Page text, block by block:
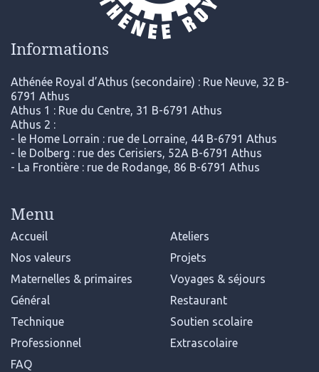
Informations
Athénée Royal d’Athus (secondaire) : Rue Neuve, 32 B-
6791 Athus
Athus 1 : Rue du Centre, 31 B-6791 Athus
Athus 2 :
- le Home Lorrain : rue de Lorraine, 44 B-6791 Athus
- le Dolberg : rue des Cerisiers, 52A B-6791 Athus
- La Frontière : rue de Rodange, 86 B-6791 Athus
Menu
Accueil
Nos valeurs
Maternelles & primaires
Général
Technique
Professionnel
FAQ
Ateliers
Projets
Voyages & séjours
Restaurant
Soutien scolaire
Extrascolaire